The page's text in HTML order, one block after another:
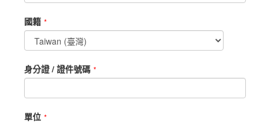
國籍
身分證 / 證件號碼
單位